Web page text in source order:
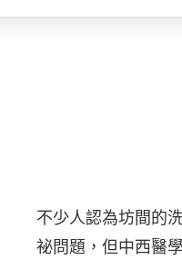
不少人認為坊間的
祕問題，但中西醫